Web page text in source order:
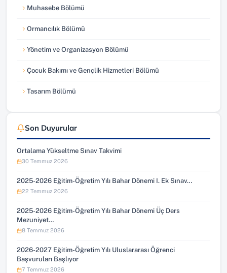
Muhasebe Bölümü
Ormancılık Bölümü
Yönetim ve Organizasyon Bölümü
Çocuk Bakımı ve Gençlik Hizmetleri Bölümü
Tasarım Bölümü
Son Duyurular
Ortalama Yükseltme Sınav Takvimi
30 Temmuz 2026
2025-2026 Eğitim-Öğretim Yılı Bahar Dönemi I. Ek Sınav…
22 Temmuz 2026
2025-2026 Eğitim-Öğretim Yılı Bahar Dönemi Üç Ders
Mezuniyet…
8 Temmuz 2026
2026-2027 Eğitim-Öğretim Yılı Uluslararası Öğrenci
Başvuruları Başlıyor
7 Temmuz 2026